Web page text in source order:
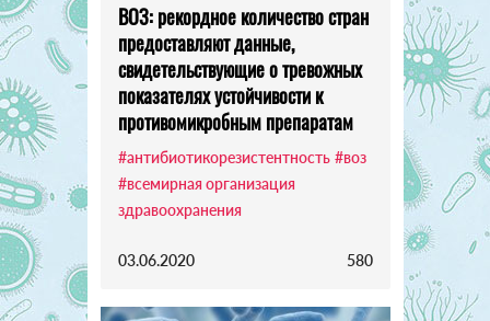
ВОЗ: рекордное количество стран
предоставляют данные,
свидетельствующие о тревожных
показателях устойчивости к
противомикробным препаратам
#антибиотикорезистентность #воз
#всемирная организация
здравоохранения
03.06.2020 580